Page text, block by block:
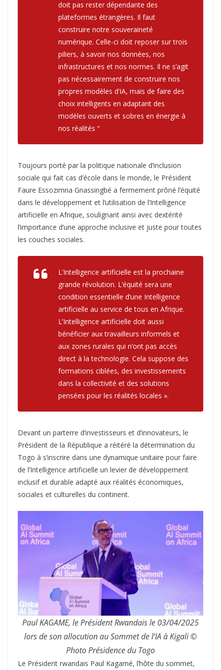
doit pas rester dépendante des
plateformes étrangères. Il faut
construire notre souveraineté
numérique. Celle-ci doit reposer sur trois
piliers, à savoir nos données, nos
infrastructures et nos normes. Il ne s’agit
pas nécessairement de construire nos
propres modèles d’IA, mais de faire des
choix intelligents en adaptant des
modèles ouverts et sobres en énergie à
nos réalités “
Toujours porté par la politique nationale d’inclusion
sociale qui fait cas d’école dans le monde, le Président
Faure Essozimna Gnassingbé a fermement prôné l’équité
dans le développement et l’utilisation de l’Intelligence
artificielle en Afrique, soulignant ainsi avec dextérité
l’importance d’une approche inclusive et juste pour toutes
les couches sociales.
L’Intelligence artificielle est la prochaine
grande révolution. L’équité sera une
condition essentielle d’une Intelligence
artificielle au service de tous en Afrique.
L’Intelligence artificielle doit aussi
bénéficier aux travailleurs informels et
aux zones rurales qui n’ont pas accès
direct à la technologie. Cela suppose des
formations ciblées, des investissements
dans la collectivité et des solutions
pensées pour les réalités locales ».
Devant un parterre d’investisseurs et d’innovateurs, le
Président de la République a réitéré la détermination du
Togo à s’inscrire dans une dynamique unitaire pour faire
de l’Intelligence artificielle un levier de développement
inclusif et durable adapté aux réalités économiques,
sociales et culturelles du continent.
Paul KAGAME, le Président Rwandais le 03/04/2025
lors de son allocution au Sommet de l’IA à Kigali ©
Photo Présidence du Togo
Le Président rwandais Paul Kagamé, l’hôte du sommet,